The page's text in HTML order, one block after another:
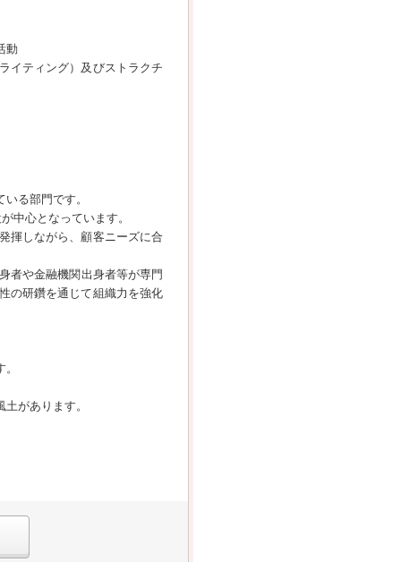
動
イティング）及びストラクチ
る部門です。
中心となっています。
揮しながら、顧客ニーズに合
者や金融機関出身者等が専門
の研鑽を通じて組織力を強化
があります。